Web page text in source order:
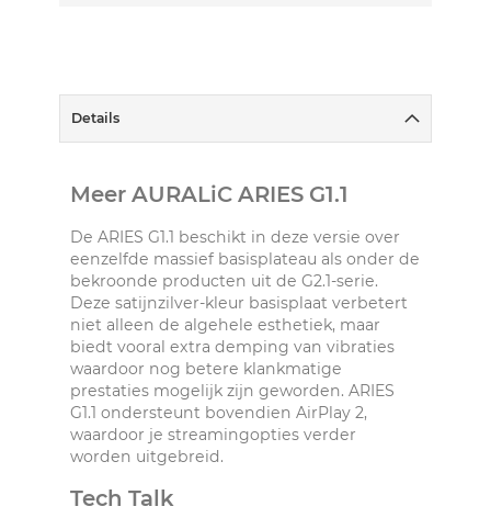
Details
Meer AURALiC ARIES G1.1
De ARIES G1.1 beschikt in deze versie over
eenzelfde massief basisplateau als onder de
bekroonde producten uit de G2.1-serie.
Deze satijnzilver-kleur basisplaat verbetert
niet alleen de algehele esthetiek, maar
biedt vooral extra demping van vibraties
waardoor nog betere klankmatige
prestaties mogelijk zijn geworden. ARIES
G1.1 ondersteunt bovendien AirPlay 2,
waardoor je streamingopties verder
worden uitgebreid.
Tech Talk